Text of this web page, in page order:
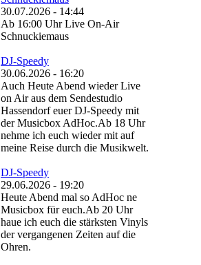
30.07.2026 - 14:44
Ab 16:00 Uhr Live On-Air
Schnuckiemaus
DJ-Speedy
30.06.2026 - 16:20
Auch Heute Abend wieder Live
on Air aus dem Sendestudio
Hassendorf euer DJ-Speedy mit
der Musicbox AdHoc.Ab 18 Uhr
nehme ich euch wieder mit auf
meine Reise durch die Musikwelt.
DJ-Speedy
29.06.2026 - 19:20
Heute Abend mal so AdHoc ne
Musicbox für euch.Ab 20 Uhr
haue ich euch die stärksten Vinyls
der vergangenen Zeiten auf die
Ohren.